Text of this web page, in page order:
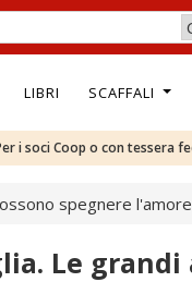
LIBRI SCAFFALI
i soci Coop o con tessera
spegnere l'amore
Le grandi